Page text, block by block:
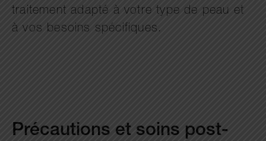
traitement adapté à votre type de peau et
à vos besoins spécifiques.
Précautions et soins post-